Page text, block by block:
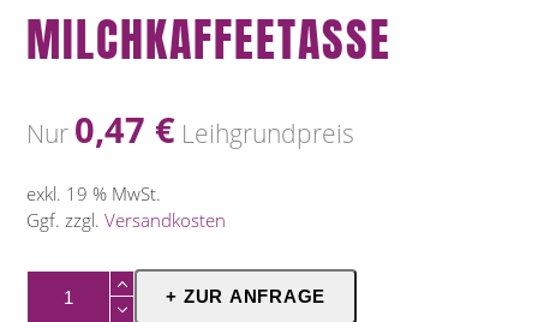
MILCHKAFFEETASSE
Nur 0,47 € Leihgrundpreis
exkl. 19 % MwSt.
Ggf. zzgl.Versandkosten
Milchkaffeetasse
Menge
+ ZUR ANFRAGE